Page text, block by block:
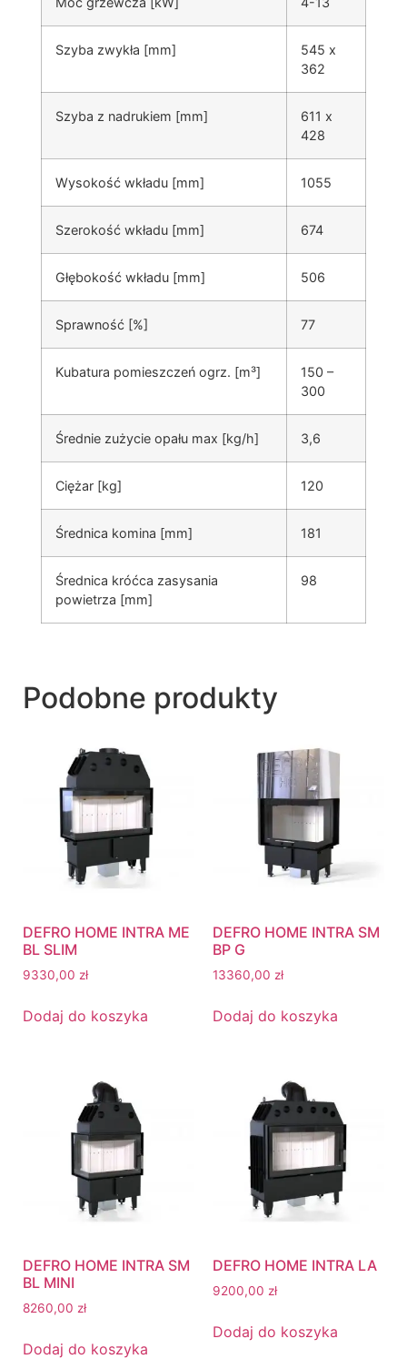
Szyba zwykła [mm]
545 x
362
Szyba z nadrukiem [mm]
611 x
428
Wysokość wkładu [mm] 1055
Szerokość wkładu [mm] 674
Głębokość wkładu [mm] 506
Sprawność [%] 77
Kubatura pomieszczeń ogrz. [m³]
150 –
300
Średnie zużycie opału max [kg/h] 3,6
Ciężar [kg] 120
Średnica komina [mm] 181
Średnica króćca zasysania
powietrza [mm]
98
Podobne produkty
DEFRO HOME INTRA ME
BL SLIM
9330,00 zł
Dodaj do koszyka
DEFRO HOME INTRA SM
BP G
13360,00 zł
Dodaj do koszyka
DEFRO HOME INTRA SM
BL MINI
8260,00 zł
Dodaj do koszyka
DEFRO HOME INTRA LA
9200,00 zł
Dodaj do koszyka